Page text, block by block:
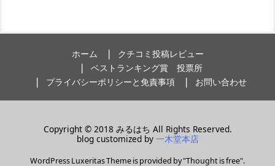
ホーム
クチコミ投稿レビュー
ベストランキング賞 投票所
プライバシーポリシーと免責事項
お問い合わせ
Copyright © 2018 みるはち All Rights Reserved.
blog customized by 一木堂本店
WordPress Luxeritas Theme is provided by "Thought is free".